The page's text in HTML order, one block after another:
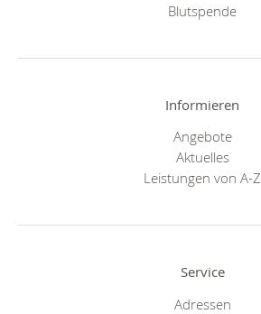
Blutspende
Informieren
Angebote
Aktuelles
Leistungen von A-Z
Service
Adressen